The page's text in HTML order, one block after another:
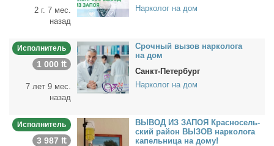
2 г. 7 мес.
назад
Нарколог на дом
Исполнитель
1 000 ₶
7 лет 9 мес.
назад
Сроч­ный вы­зов нар­ко­ло­га
на дом
Санкт-Петербург
Нарколог на дом
Исполнитель
3 987 ₶
ВЫВОД ИЗ ЗАПОЯ Крас­но­сель­
ский рай­он ВЫЗОВ нар­ко­ло­га
ка­пель­ни­ца на до­му!